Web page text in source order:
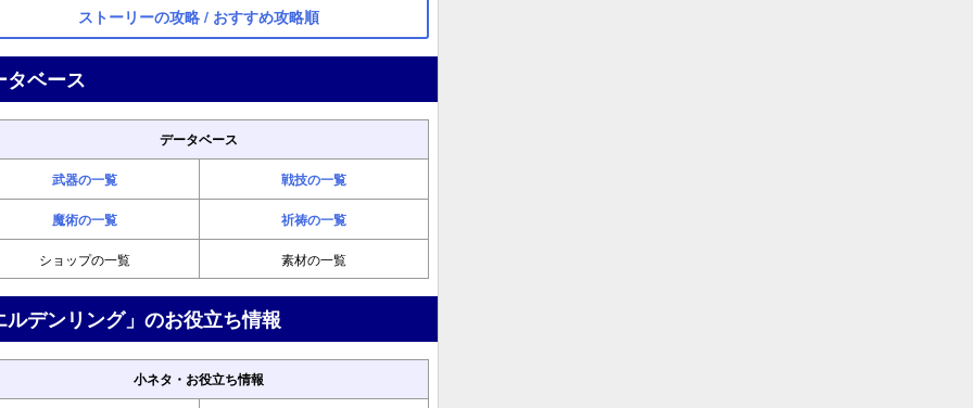
ストーリーの攻略 / おすすめ攻略順
タベース
データベース
武器の一覧 戦技の一覧
魔術の一覧 祈祷の一覧
ショップの一覧 素材の一覧
ルデンリング」のお役立ち情報
小ネタ・お役立ち情報